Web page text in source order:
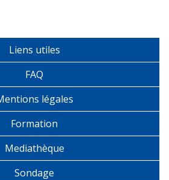
Liens utiles
FAQ
légales
Formation
Mediathèque
Sondage